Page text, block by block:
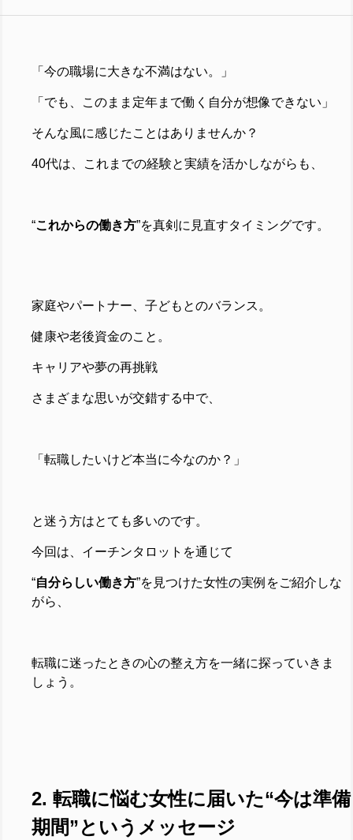
「今の職場に大きな不満はない。」
「でも、このまま定年まで働く自分が想像できない」
そんな風に感じたことはありませんか？
40代は、これまでの経験と実績を活かしながらも、
“これからの働き方”を真剣に見直すタイミングです。
家庭やパートナー、子どもとのバランス。
健康や老後資金のこと。
キャリアや夢の再挑戦
さまざまな思いが交錯する中で、
「転職したいけど本当に今なのか？」
と迷う方はとても多いのです。
今回は、イーチンタロットを通じて
“自分らしい働き方”を見つけた女性の実例をご紹介しな
がら、
転職に迷ったときの心の整え方を一緒に探っていきま
しょう。
2. 転職に悩む女性に届いた“今は準備
期間”というメッセージ